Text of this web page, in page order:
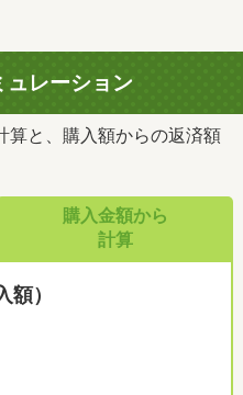
ュレーション
算と、購入額からの返済額
購入金額から
計算
）